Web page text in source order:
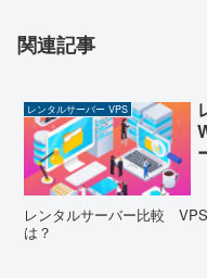
関連記事
レンタルサーバー VPS
レンタルサーバー比較
は？